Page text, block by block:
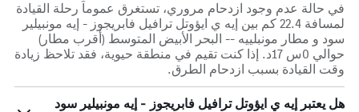
في حالة عدم وجود ازدحام مروري، تستغرق عموماً رحلة القيادة
لمسافة 22.4 كم بين إيه ي ايؤوتل ترافيل فابريجوز - إيه مونبيلير
سود و مطار مونبلييه -- البحر الأبيض المتوسط (أقرب مطار)
حوالي 0س 17د. إذا كنت تقيم في منطقة حيوية، فقد تلاحظ زيادة
وقت القيادة بسبب ازدحام الطرق.
هل يعتبر إيه ي ايؤوتل ترافيل فابريجوز - إيه مونبيلير سود